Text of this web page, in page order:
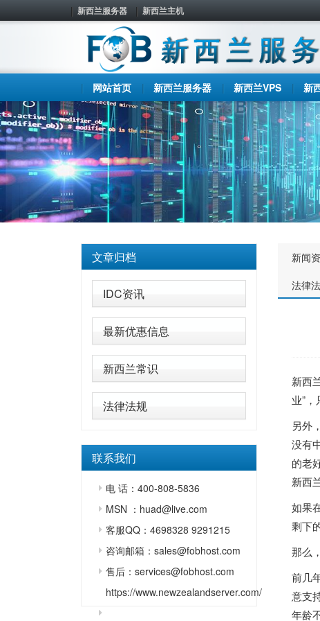
新西兰服务器 新西兰主机
网站首页 新西兰服务器 新西兰VPS 新
文章归档
IDC资讯
最新优惠信息
新西兰常识
法律法规
联系我们
电 话：400-808-5836
MSN ：huad@live.com
客服QQ：4698328 9291215
咨询邮箱：sales@fobhost.com
售后：services@fobhost.com
https://www.newzealandserver.com/
新闻
法律
新西
业”
另外
没有
的老
新西
如果
剩下
那么
前几
意支
年龄